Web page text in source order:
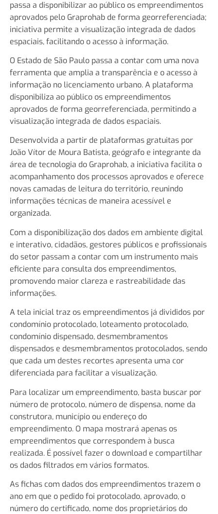
passa a disponibilizar ao público os empreendimentos
aprovados pelo Graprohab de forma georreferenciada;
iniciativa permite a visualização integrada de dados
espaciais, facilitando o acesso à informação.
O Estado de São Paulo passa a contar com uma nova
ferramenta que amplia a transparência e o acesso à
informação no licenciamento urbano. A plataforma
disponibiliza ao público os empreendimentos
aprovados de forma georreferenciada, permitindo a
visualização integrada de dados espaciais.
Desenvolvida a partir de plataformas gratuitas por
João Vítor de Moura Batista, geógrafo e integrante da
área de tecnologia do Graprohab, a iniciativa facilita o
acompanhamento dos processos aprovados e oferece
novas camadas de leitura do território, reunindo
informações técnicas de maneira acessível e
organizada.
Com a disponibilização dos dados em ambiente digital
e interativo, cidadãos, gestores públicos e profissionais
do setor passam a contar com um instrumento mais
eficiente para consulta dos empreendimentos,
promovendo maior clareza e rastreabilidade das
informações.
A tela inicial traz os empreendimentos já divididos por
condomínio protocolado, loteamento protocolado,
condomínio dispensado, desmembramentos
dispensados e desmembramentos protocolados, sendo
que cada um destes recortes apresenta uma cor
diferenciada para facilitar a visualização.
Para localizar um empreendimento, basta buscar por
número de protocolo, número de dispensa, nome da
construtora, município ou endereço do
empreendimento. O mapa mostrará apenas os
empreendimentos que correspondem à busca
realizada. É possível fazer o download e compartilhar
os dados filtrados em vários formatos.
As fichas com dados dos empreendimentos trazem o
ano em que o pedido foi protocolado, aprovado, o
número do certificado, nome dos proprietários do